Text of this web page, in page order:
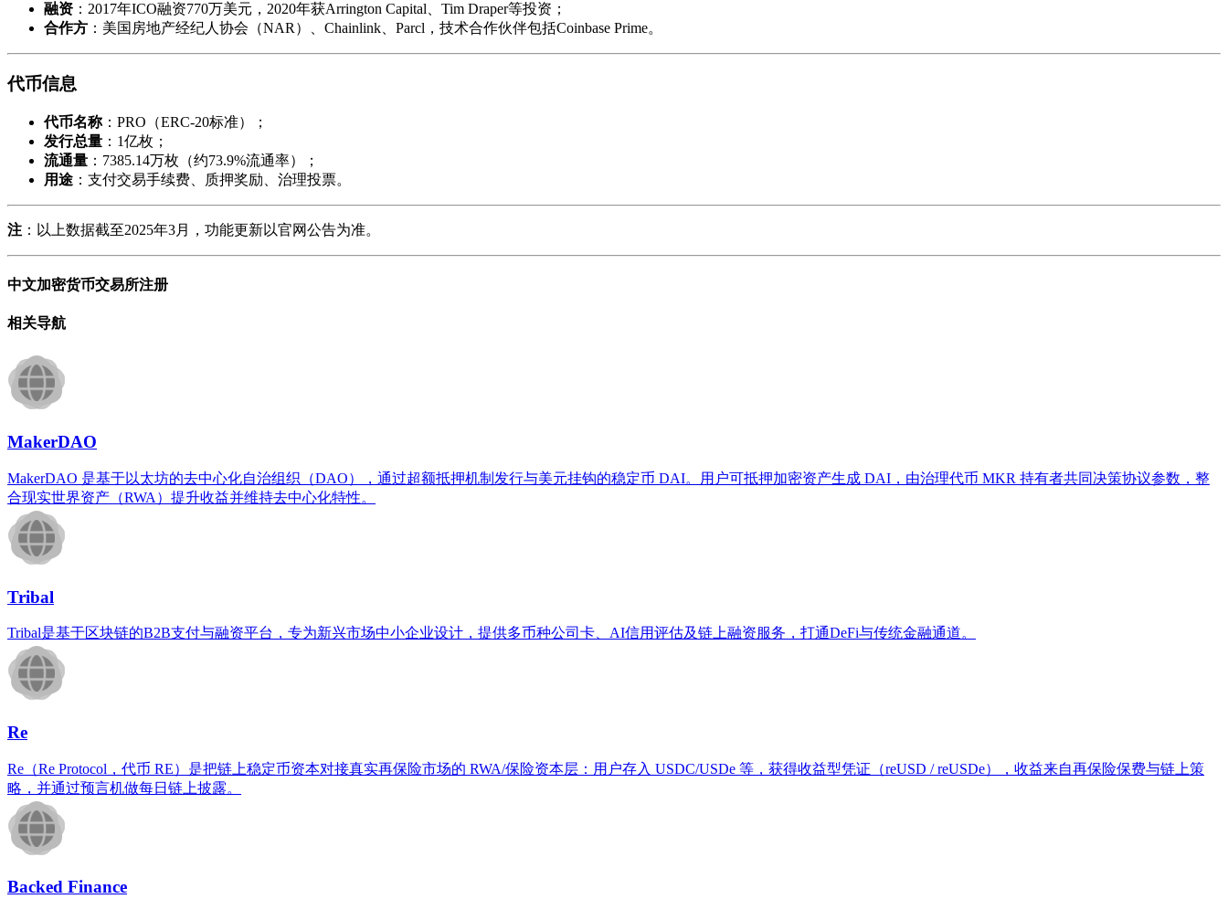
融资 ：2017年ICO融资770万美元，2020年获Arrington Capital、Tim Draper等投资；
合作方 ：美国房地产经纪人协会（NAR）、Chainlink、Parcl，技术合作伙伴包括Coinbase Prime。
代币信息
代币名称：PRO（ERC-20标准）；
发行总量 ：1亿枚；
流通量 ：7385.14万枚（约73.9%流通率）；
用途 ：支付交易手续费、质押奖励、治理投票。
注 ：以上数据截至2025年3月，功能更新以官网公告为准。
中文加密货币交易所注册
相关导航
MakerDAO
MakerDAO 是基于以太坊的去中心化自治组织（DAO），通过超额抵押机制发行与美元挂钩的稳定币 DAI。用户可抵押加密资产生成 DAI，由治理代币 MKR 持有者共同决策协议参数，整
合现实世界资产（RWA）提升收益并维持去中心化特性。
Tribal
Tribal是基于区块链的B2B支付与融资平台，专为新兴市场中小企业设计，提供多币种公司卡、AI信用评估及链上融资服务，打通DeFi与传统金融通道。
Re
Re（Re Protocol，代币 RE）是把链上稳定币资本对接真实再保险市场的 RWA/保险资本层：用户存入 USDC/USDe 等，获得收益型凭证（reUSD / reUSDe），收益来自再保险保费与链上策
略，并通过预言机做每日链上披露。
Backed Finance